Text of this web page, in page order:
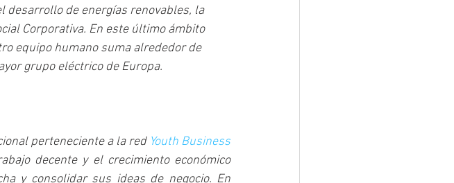
desarrollo de energías renovables, la
Corporativa. En este último ámbito
equipo humano suma alrededor de
grupo eléctrico de Europa.
perteneciente a la red Youth Business
decente y el crecimiento económico
y consolidar sus ideas de negocio. En